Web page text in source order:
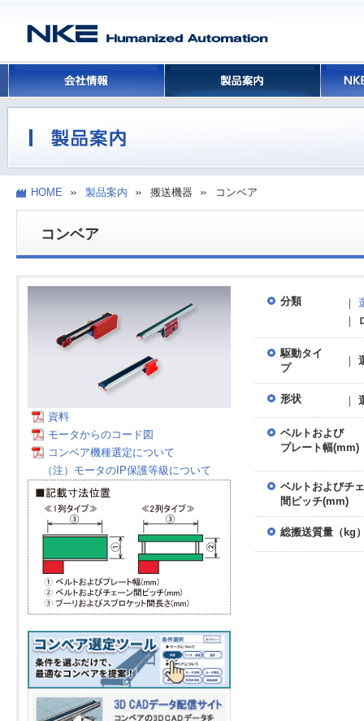
HOME 製品案内 搬送機器 コンベア
コンベア
資料
モータからのコード図
コンベア機種選定について
（注）モータのIP保護等級について
分類 ｜
｜
駆動タイ
プ
｜
形状 ｜
ベルトおよび
プレート幅(mm)
ベルトおよびチ
間ピッチ(mm)
総搬送質量（kg